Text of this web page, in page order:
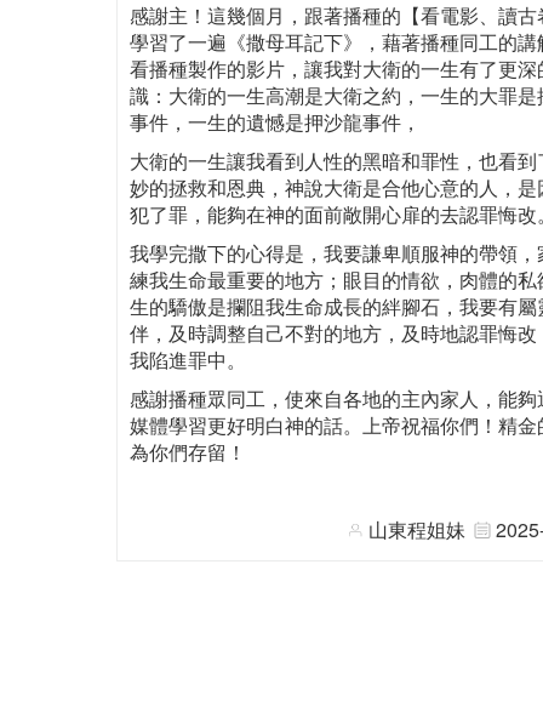
感謝主！這幾個月，跟著播種的【看電影、讀古
學習了一遍《撒母耳記下》，藉著播種同工的講
看播種製作的影片，讓我對大衛的一生有了更深
識：大衛的一生高潮是大衛之約，一生的大罪是
事件，一生的遺憾是押沙龍事件，
大衛的一生讓我看到人性的黑暗和罪性，也看到
妙的拯救和恩典，神說大衛是合他心意的人，是
犯了罪，能夠在神的面前敞開心扉的去認罪悔改
我學完撒下的心得是，我要謙卑順服神的帶領，
練我生命最重要的地方；眼目的情欲，肉體的私
生的驕傲是攔阻我生命成長的絆腳石，我要有屬
伴，及時調整自己不對的地方，及時地認罪悔改
我陷進罪中。
感謝播種眾同工，使來自各地的主內家人，能夠
媒體學習更好明白神的話。上帝祝福你們！精金
為你們存留！
山東程姐妹